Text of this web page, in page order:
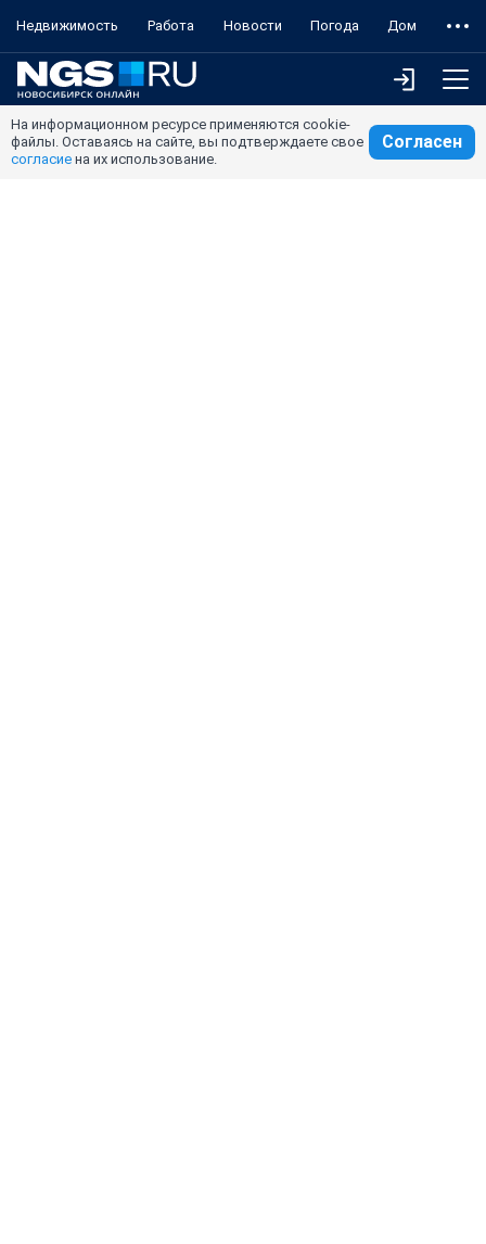
Недвижимость Работа Новости Погода Дом
На информационном ресурсе применяются cookie-
файлы. Оставаясь на сайте, вы подтверждаете свое
согласие на их использование.
Согласен